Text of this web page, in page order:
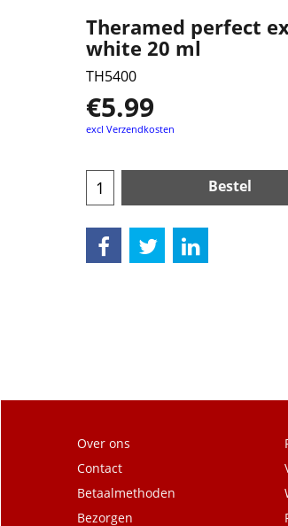
Theramed perfect
white 20 ml
TH5400
€5.99
excl Verzendkosten
Bestel
Over ons
Contact
Betaalmethoden
Bezorgen